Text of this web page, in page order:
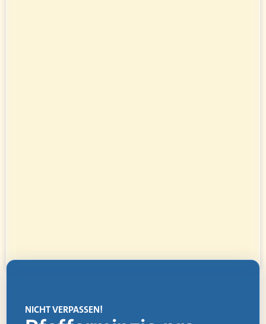
NICHT VERPASSEN!